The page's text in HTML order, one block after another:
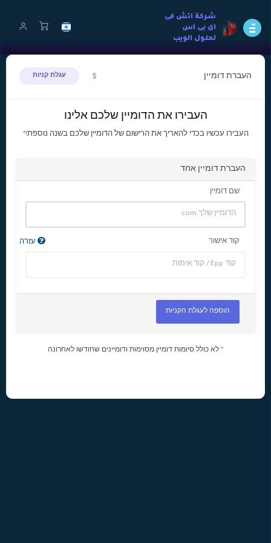
شركة اتش فى
اى بى اس
لحلول الويب
העברת דומיין עגלת קניות
העבירו את הדומיין שלכם אלינו
העבירו עכשיו בכדי להאריך את הרישום של הדומיין שלכם בשנה נוספת!*
העברת דומיין אחד
שם דומיין
קוד אישור עזרה
הוספה לעגלת הקניות
* לא כולל סיומות דומיין מסוימות ודומיינים שחודשו לאחרונה